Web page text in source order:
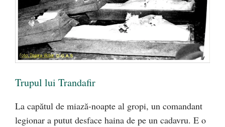
Trupul lui Trandafir
La capătul de miază-noapte al gropi, un comandant
legionar a putut desface haina de pe un cadavru. E o